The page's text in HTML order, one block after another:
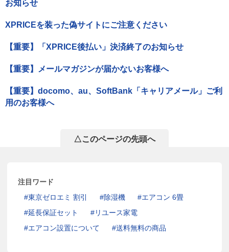
お知らせ
XPRICEを装った偽サイトにご注意ください
【重要】「XPRICE後払い」決済終了のお知らせ
【重要】メールマガジンが届かないお客様へ
【重要】docomo、au、SoftBank「キャリアメール」ご利
用のお客様へ
△このページの先頭へ
注目ワード
東京ゼロエミ 割引
除湿機
エアコン 6畳
延長保証セット
リユース家電
エアコン設置について
送料無料の商品